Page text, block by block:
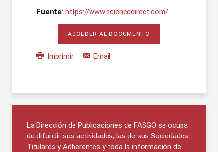
Fuente: https://www.sciencedirect.com/
ACCEDER AL DOCUMENTO
Imprimir Email
La Dirección de Publicaciones de FASGO se ocupa
de difundir sus actividades, las de sus Sociedades
Titulares y Adherentes y toda la información de